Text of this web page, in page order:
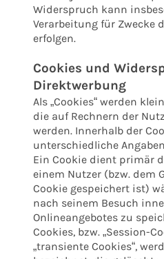
Widerspruch kann
Verarbeitung für Zwecke
erfolgen.
Cookies und
Direktwerbung
Als „Cookies“ werden
die auf Rechnern der
werden. Innerhalb der
unterschiedliche
Ein Cookie dient primär
einem Nutzer (bzw. dem
Cookie gespeichert ist)
nach seinem Besuch
Onlineangebotes zu
Cookies, bzw. „Session-
„transiente Cookies“,